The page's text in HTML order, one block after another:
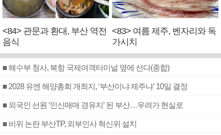
<84> 관문과 환대, 부산 역전
음식
<83> 여름 제주, 벤자리와 독
가시치
■ 해수부 청사, 북항 국제여객터미널 옆에 선다(종합)
■ 2028 유엔 해양총회 개최지, ‘부산이냐 제주냐’ 10일 결정
■ 외국인 선원 ‘인신매매 경유지’ 된 부산…우려가 현실로
■ 비위 논란 부산TP, 외부인사 혁신위 설치